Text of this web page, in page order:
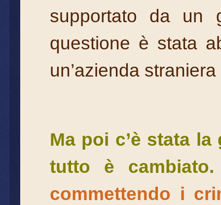
supportato da un
questione è stata
un’azienda
Ma poi c’è stata
tutto è cambiato.
commettendo i